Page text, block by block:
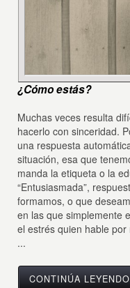
¿Cómo estás?
Muchas veces resulta
hacerlo con sinceridad.
una respuesta
situación, esa que
manda la etiqueta o la
“Entusiasmada”,
formamos, o que
en las que simplemente
el estrés quien hable
...
CONTINÚA